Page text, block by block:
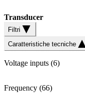
Transducer
Filtri
Caratteristiche tecniche
Voltage inputs (6)
Frequency (66)